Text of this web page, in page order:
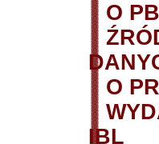
O
O
IBL